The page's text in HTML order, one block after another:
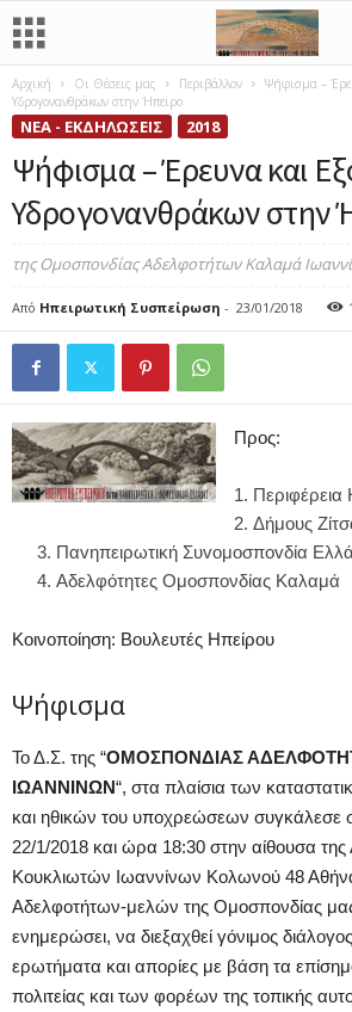
Αρχική Οι Θέσεις μας Περιβάλλον
Ψήφισμα –
Υδρογονανθράκων στην Ήπειρο
ΝΈΑ - ΕΚΔΗΛΏΣΕΙΣ 2018
Ψήφισμα – Έρευνα και
Υδρογονανθράκων στην
της Ομοσπονδίας Αδελφοτήτων Καλαμά
Από Ηπειρωτική Συσπείρωση - 23/01/2018
Προς:
Περιφέρεια
Δήμους
Παvηπειρωτική Συvομοσποvδία
Αδελφότητες Ομοσπονδίας Καλαμά
Κοινοποίηση: Βουλευτές Ηπείρου
Ψήφισμα
Το Δ.Σ. της “ΟΜΟΣΠΟΝΔΙΑΣ
ΙΩΑΝΝΙΝΩΝ“, στα πλαίσια των
και ηθικών του υποχρεώσεων συγκάλεσε
22/1/2018 και ώρα 18:30 στην αίθουσα της
Κουκλιωτών Ιωαννίνων Κολωνού 48
Αδελφοτήτων-μελών της Ομοσπονδίας
ενημερώσει, να διεξαχθεί γόνιμος
ερωτήματα και απορίες με βάση τα
πολιτείας και των φορέων της τοπικής